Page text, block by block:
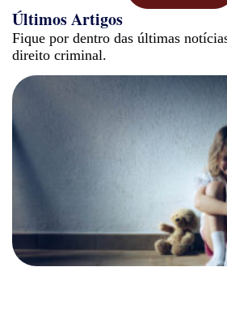
Últimos Artigos
Fique por dentro das últimas
direito criminal.